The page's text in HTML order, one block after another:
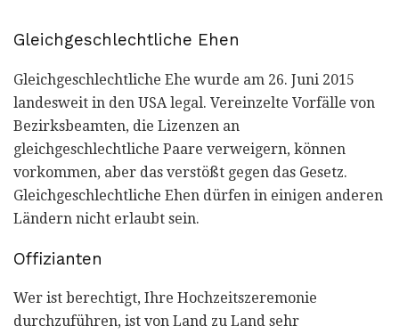
Gleichgeschlechtliche Ehen
Gleichgeschlechtliche Ehe wurde am 26. Juni 2015
landesweit in den USA legal. Vereinzelte Vorfälle von
Bezirksbeamten, die Lizenzen an
gleichgeschlechtliche Paare verweigern, können
vorkommen, aber das verstößt gegen das Gesetz.
Gleichgeschlechtliche Ehen dürfen in einigen anderen
Ländern nicht erlaubt sein.
Offizianten
Wer ist berechtigt, Ihre Hochzeitszeremonie
durchzuführen, ist von Land zu Land sehr